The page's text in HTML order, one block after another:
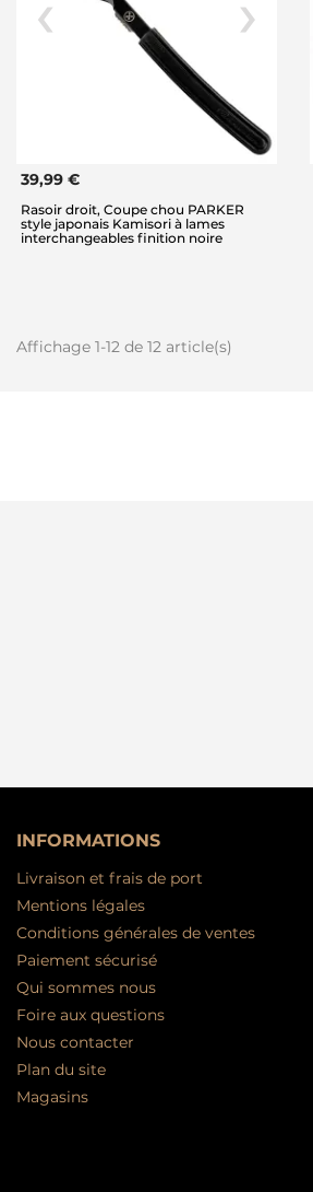
39,99 €
Rasoir droit, Coupe chou PARKER
style japonais Kamisori à lames
interchangeables finition noire
Affichage 1-12 de 12 article(s)
INFORMATIONS
Livraison et frais de port
Mentions légales
Conditions générales de ventes
Paiement sécurisé
Qui sommes nous
Foire aux questions
Nous contacter
Plan du site
Magasins